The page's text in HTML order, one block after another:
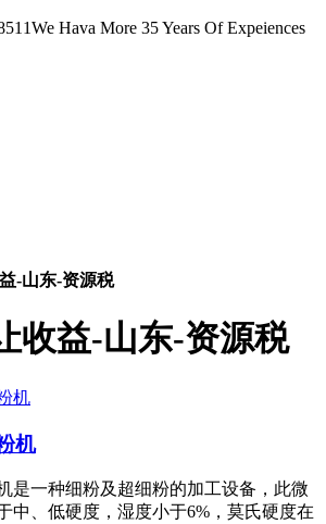
We Hava More 35 Years Of Expeiences
-山东-资源税
收益-山东-资源税
机
是一种细粉及超细粉的加工设备，此微
中、低硬度，湿度小于6%，莫氏硬度在